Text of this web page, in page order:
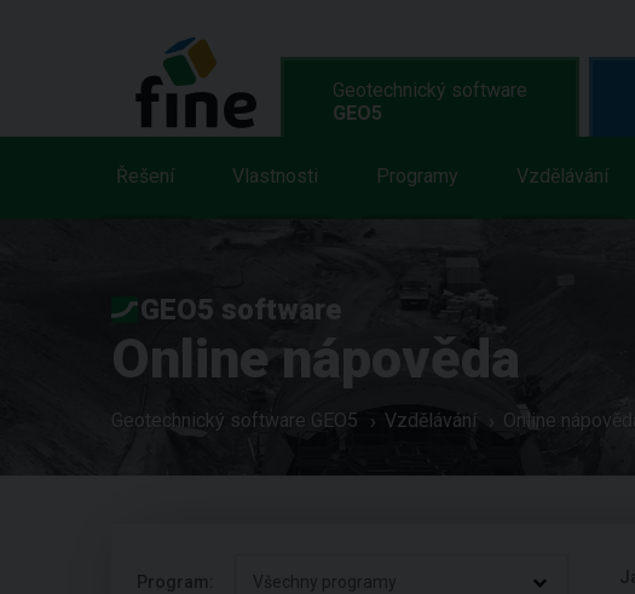
Geotechnický software
GEO5
Řešení Vlastnosti Programy Vzdělávání
GEO5 software
Online nápověda
Geotechnický software GEO5 Vzdělávání Online
Program: Všechny programy